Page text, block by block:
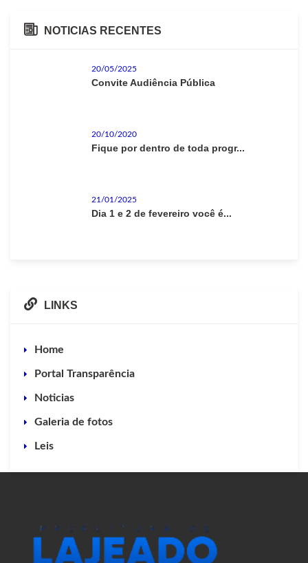
NOTICIAS RECENTES
20/05/2025
Convite Audiência Pública
20/10/2020
Fique por dentro de toda progr...
21/01/2025
Dia 1 e 2 de fevereiro você é...
LINKS
Home
Portal Transparência
Noticias
Galeria de fotos
Leis